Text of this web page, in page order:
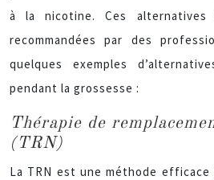
à la nicotine. Ces
recommandées par des
quelques exemples
pendant la grossesse :
Thérapie de
(TRN)
La TRN est une méthode